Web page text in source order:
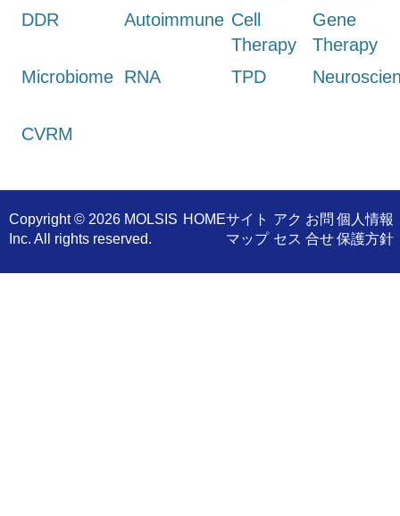
DDR
Autoimmune Cell
Therapy
Gene
Therapy
Microbiome RNA TPD
CVRM
Copyright © 2026 MOLSIS
Inc. All rights reserved.
​HOMEサイト
マップ
アク
セス
お問
合せ
個人情報
保護方針